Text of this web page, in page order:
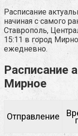
Расписание
начиная с самого
Ставрополь,
15:11 в город
ежедневно.
Расписание
Мирное
Отправление